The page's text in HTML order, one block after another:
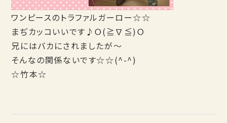
ワンピースのトラファルガーロー☆☆
まぢカッコいいです♪Ｏ(≧∇≦)Ｏ
兄にはバカにされましたが～
そんなの関係ないです☆☆(^-^)
☆竹本☆